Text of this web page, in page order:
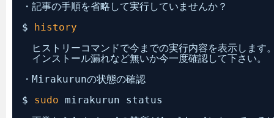
・記事の手順を省略して実行していませんか？
$
history
ヒストリーコマンドで今までの実行内容を表示します
インストール漏れなど無いか今一度確認して下さい。
・Mirakurunの状態の確認
$ sudo mirakurun status